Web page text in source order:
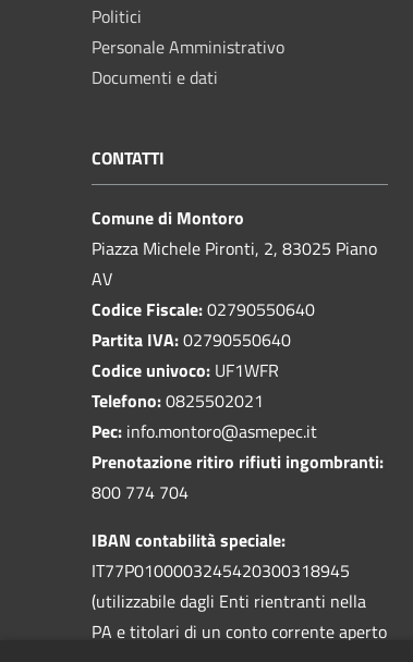
Politici
Personale Amministrativo
Documenti e dati
CONTATTI
Comune di Montoro
Piazza Michele Pironti, 2, 83025 Piano
AV
Codice Fiscale:02790550640
Partita IVA:02790550640
Codice univoco: UF1WFR
Telefono:0825502021
Pec: info.montoro@asmepec.it
Prenotazione ritiro rifiuti ingombranti:
800 774 704
IBAN contabilità speciale:
IT77P0100003245420300318945
(utilizzabile dagli Enti rientranti nella
PA e titolari di un conto corrente aperto